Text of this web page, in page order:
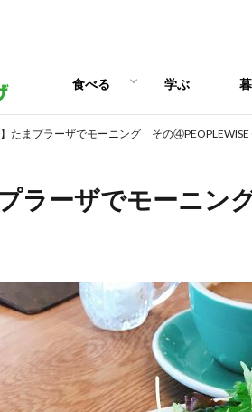
食べる
パン
スイーツ
ランチ
カフェ
学ぶ
】たまプラーザでモーニング その④PEOPLEWISE
プラーザでモーニ